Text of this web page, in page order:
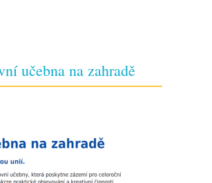
učebna na zahradě